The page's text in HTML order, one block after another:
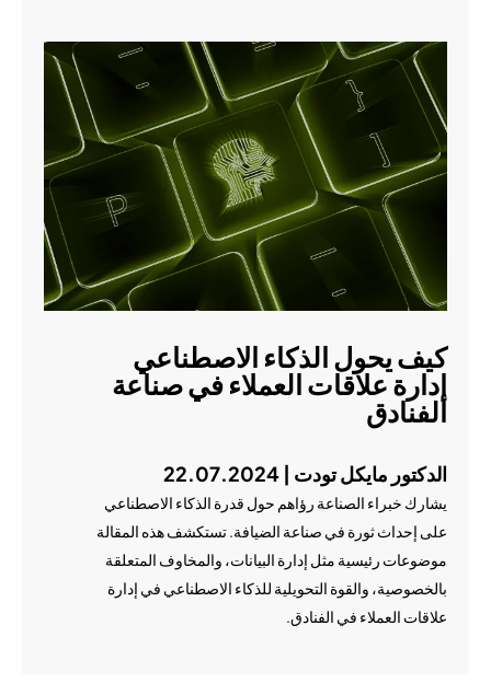
كيف يحول الذكاء الاصطناعي
إدارة علاقات العملاء في صناعة
الفنادق
الدكتور مايكل تودت | 22.07.2024
يشارك خبراء الصناعة رؤاهم حول قدرة الذكاء الاصطناعي
على إحداث ثورة في صناعة الضيافة. تستكشف هذه المقالة
موضوعات رئيسية مثل إدارة البيانات، والمخاوف المتعلقة
بالخصوصية، والقوة التحويلية للذكاء الاصطناعي في إدارة
علاقات العملاء في الفنادق.